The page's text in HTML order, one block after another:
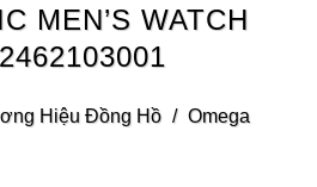
MEN’S WATCH
Hiệu Đồng Hồ / Omega